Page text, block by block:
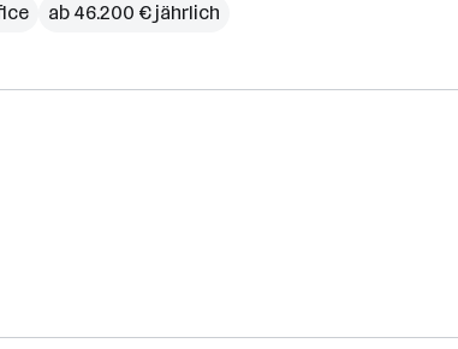
ab 46.200 € jährlich